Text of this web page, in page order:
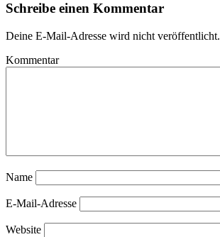
Schreibe einen Kommentar
Deine E-Mail-Adresse wird nicht veröffentlicht.
Kommentar
Name
E-Mail-Adresse
Website